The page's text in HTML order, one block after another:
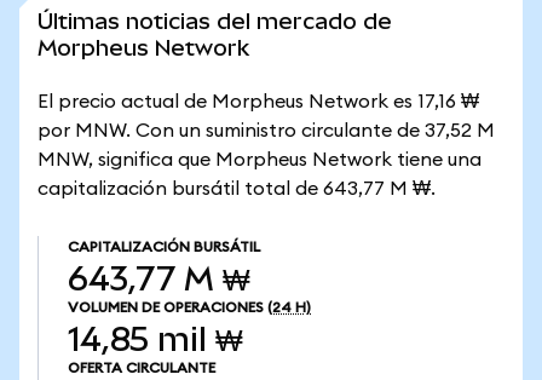
Últimas noticias del mercado de
Morpheus Network
El precio actual de Morpheus Network es 17,16 ₩
por MNW. Con un suministro circulante de 37,52 M
MNW, significa que Morpheus Network tiene una
capitalización bursátil total de 643,77 M ₩.
CAPITALIZACIÓN BURSÁTIL
643,77 M ₩
VOLUMEN DE OPERACIONES (24 H)
14,85 mil ₩
OFERTA CIRCULANTE